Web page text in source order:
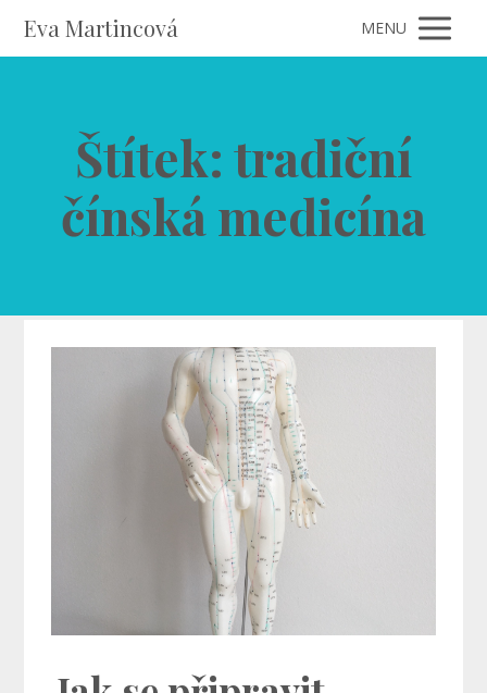
Eva Martincová MENU
Štítek: tradiční
čínská medicína